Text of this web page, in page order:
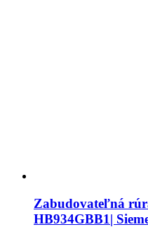
Zabudovateľná
HB934GBB1|